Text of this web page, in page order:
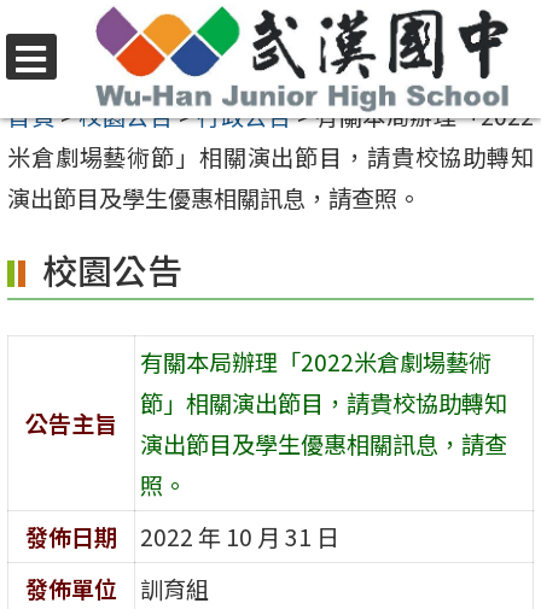
至
要
內
區
選
單
首頁>校園公告>行政公告>有關本局辦理「2022
米倉劇場藝術節」相關演出節目，請貴校協助轉知
演出節目及學生優惠相關訊息，請查照。
校園公告
公告主旨
有關本局辦理「2022米倉劇場藝術
節」相關演出節目，請貴校協助轉知
演出節目及學生優惠相關訊息，請查
照。
發佈日期
2022 年 10 月 31 日
發佈單位
訓育組